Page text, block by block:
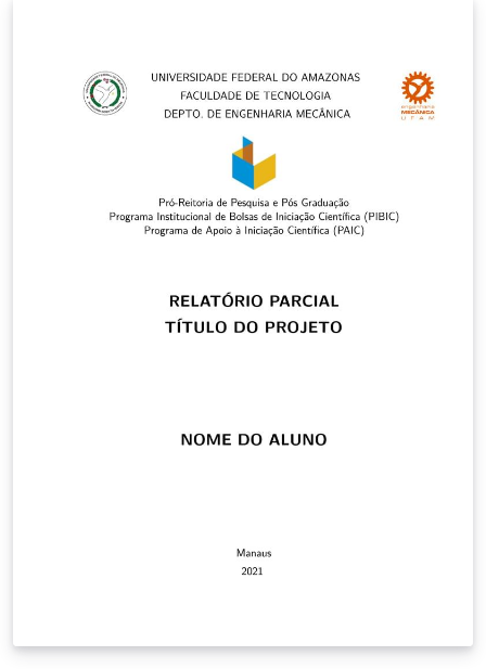
de forma rigorosa as regras da ABNT, mas vendo sendo
de grande para mim.